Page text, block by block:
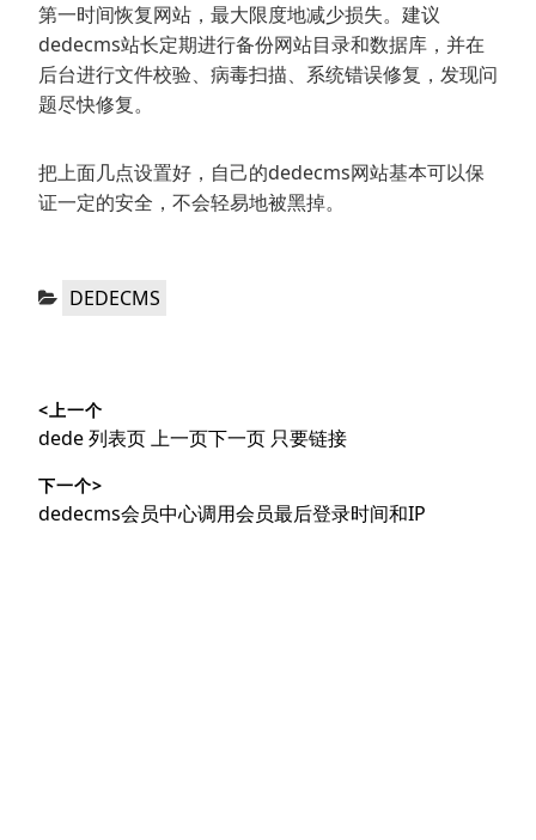
第一时间恢复网站，最大限度地减少损失。建议
dedecms站长定期进行备份网站目录和数据库，并在
后台进行文件校验、病毒扫描、系统错误修复，发现问
题尽快修复。
把上面几点设置好，自己的dedecms网站基本可以保
证一定的安全，不会轻易地被黑掉。
分
DEDECMS
章
导
航
<上一个
上
文
章：
dede 列表页 上一页下一页 只要链接
下一个>
下
dedecms会员中心调用会员最后登录时间和IP